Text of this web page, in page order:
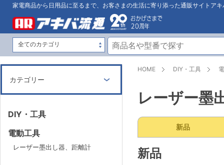
家電商品から日用品に至るまで、お客さまの生活に寄り添った通販サイトアキ
HOME DIY・工具
レーザー墨
新品
新品
カテゴリー
DIY・工具
電動工具
レーザー墨出し器、距離計